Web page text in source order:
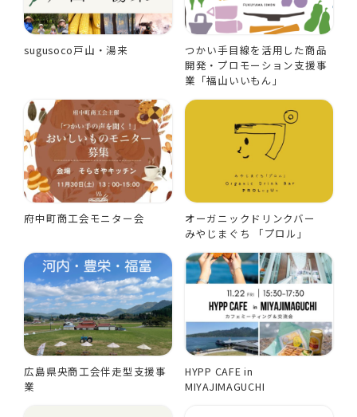
sugusoco戸山・湯来
つかい手目線を活用した商品
開発・プロモーション支援事
業「福山いいもん」
府中町商工会モニター会
オーガニックドリンクバー
みやじまぐち 「プロル」
広島県央商工会伴走型支援事
業
HYPP CAFE in
MIYAJIMAGUCHI